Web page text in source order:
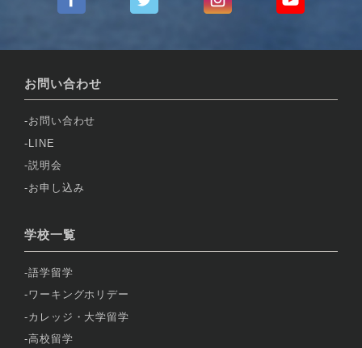
お問い合わせ
お問い合わせ
LINE
説明会
お申し込み
学校一覧
語学留学
ワーキングホリデー
カレッジ・大学留学
高校留学